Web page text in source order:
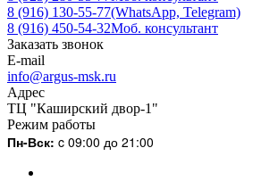
8 (916) 130-55-77(WhatsApp, Telegram)
8 (916) 450-54-32Моб. консультант
Заказать звонок
E-mail
info@argus-msk.ru
Адрес
ТЦ "Каширский двор-1"
Режим работы
Пн-Вск: c 09:00 до 21:00